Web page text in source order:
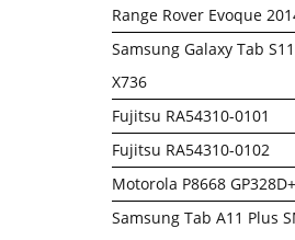
Range Rover Evoque
Samsung Galaxy Tab
X736
Fujitsu RA54310-0101
Fujitsu RA54310-0102
Motorola P8668
Samsung Tab A11 Plus